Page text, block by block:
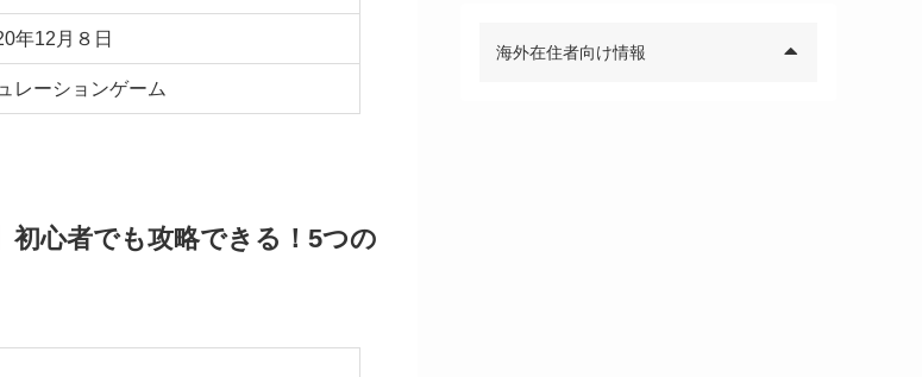
年12月８日
レーションゲーム
初心者でも攻略できる！5つの
海外在住者向け情報